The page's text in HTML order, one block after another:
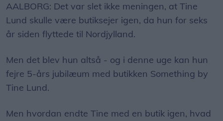
AALBORG: Det var slet ikke meningen, at Tine
Lund skulle være butiksejer igen, da hun for seks
år siden flyttede til Nordjylland.
Men det blev hun altså - og i denne uge kan hun
fejre 5-års jubilæum med butikken Something by
Tine Lund.
Men hvordan endte Tine med en butik igen, hvad